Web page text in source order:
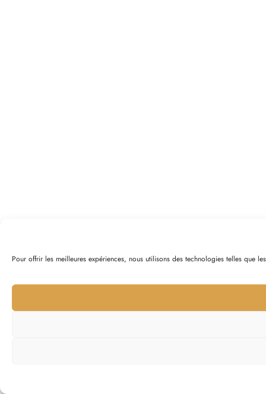
Pour offrir les meilleures expériences, nous utilisons des technologies telles que